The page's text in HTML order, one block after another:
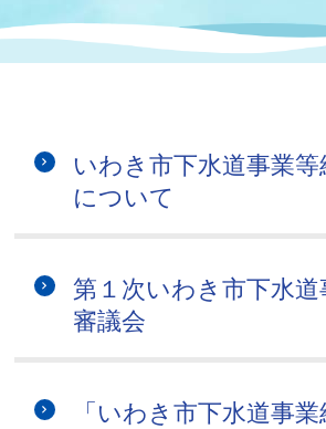
いわき市下水道事業等
について
第１次いわき市下水道
審議会
「いわき市下水道事業